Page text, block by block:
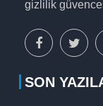
gizlilik
facebook
sayfamız
x
SON